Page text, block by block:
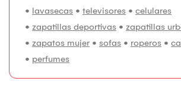
• lavasecas • televisores • celulares
• zapatillas deportivas • zapatillas
• zapatos mujer • sofas • roperos •
• perfumes